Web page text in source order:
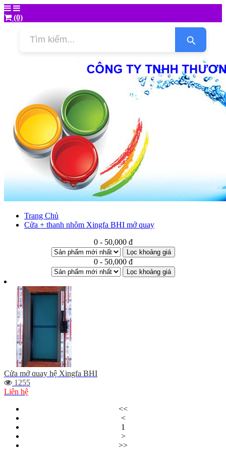
(0)
Trang Chủ
Cửa + thanh nhôm Xingfa BHI mở quay
0 - 50,000 đ
Lọc khoảng giá
0 - 50,000 đ
Lọc khoảng giá
Cửa mở quay hệ Xingfa BHI
1255
Liên hệ
<<
<
1
>
>>